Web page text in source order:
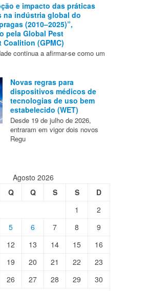
e impacto das práticas
na indústria global do
(2010–2025)”,
pela Global Pest
Coalition (GPMC)
continua a afirmar-se como um
Novas regras para
dispositivos médicos de
tecnologias de uso bem
estabelecido (WET)
Desde 19 de julho de 2026,
entraram em vigor dois novos
Regu
Agosto 2026
Q Q S S
D
1
2
5 6 7 8
9
12 13 14 15
16
19 20 21 22
23
26 27 28 29
30